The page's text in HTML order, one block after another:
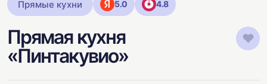
Прямые кухни 5.0 4.8
Прямая кухня
«Пинтакувио»